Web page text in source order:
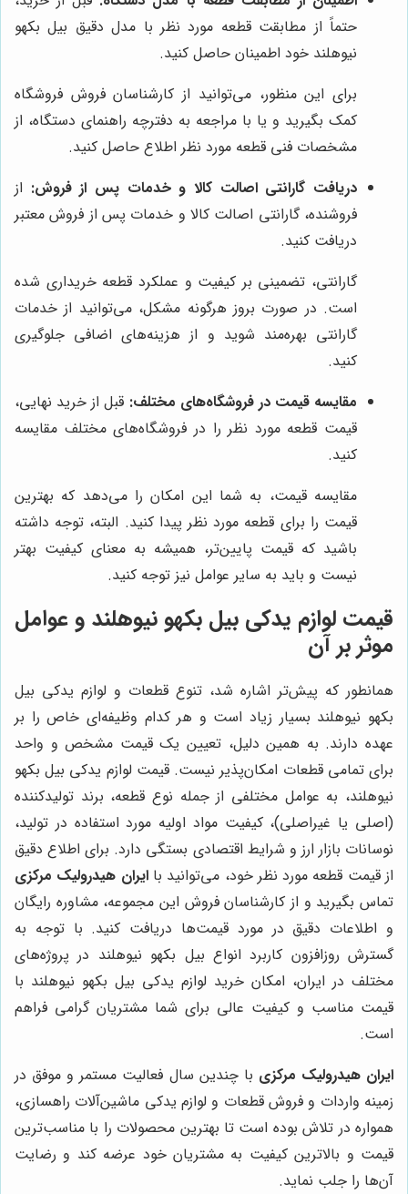
حتماً از مطابقت قطعه مورد نظر با مدل دقیق بیل بکهو
نیوهلند خود اطمینان حاصل کنید.
برای این منظور، می‌توانید از کارشناسان فروش فروشگاه
کمک بگیرید و یا با مراجعه به دفترچه راهنمای دستگاه، از
مشخصات فنی قطعه مورد نظر اطلاع حاصل کنید.
دریافت گارانتی اصالت کالا و خدمات پس از فروش: از
فروشنده، گارانتی اصالت کالا و خدمات پس از فروش معتبر
دریافت کنید.
گارانتی، تضمینی بر کیفیت و عملکرد قطعه خریداری شده
است. در صورت بروز هرگونه مشکل، می‌توانید از خدمات
گارانتی بهره‌مند شوید و از هزینه‌های اضافی جلوگیری
کنید.
مقایسه قیمت در فروشگاه‌های مختلف: قبل از خرید نهایی،
قیمت قطعه مورد نظر را در فروشگاه‌های مختلف مقایسه
کنید.
مقایسه قیمت، به شما این امکان را می‌دهد که بهترین
قیمت را برای قطعه مورد نظر پیدا کنید. البته، توجه داشته
باشید که قیمت پایین‌تر، همیشه به معنای کیفیت بهتر
نیست و باید به سایر عوامل نیز توجه کنید.
قیمت لوازم یدکی بیل بکهو نیوهلند و عوامل
موثر بر آن
همانطور که پیش‌تر اشاره شد، تنوع قطعات و لوازم یدکی بیل
بکهو نیوهلند بسیار زیاد است و هر کدام وظیفه‌ای خاص را بر
عهده دارند. به همین دلیل، تعیین یک قیمت مشخص و واحد
برای تمامی قطعات امکان‌پذیر نیست. قیمت لوازم یدکی بیل بکهو
نیوهلند، به عوامل مختلفی از جمله نوع قطعه، برند تولیدکننده
(اصلی یا غیراصلی)، کیفیت مواد اولیه مورد استفاده در تولید،
نوسانات بازار ارز و شرایط اقتصادی بستگی دارد. برای اطلاع دقیق
از قیمت قطعه مورد نظر خود، می‌توانید باایران هیدرولیک مرکزی
تماس بگیرید و از کارشناسان فروش این مجموعه، مشاوره رایگان
و اطلاعات دقیق در مورد قیمت‌ها دریافت کنید. با توجه به
گسترش روزافزون کاربرد انواع بیل بکهو نیوهلند در پروژه‌های
مختلف در ایران، امکان خرید لوازم یدکی بیل بکهو نیوهلند با
قیمت مناسب و کیفیت عالی برای شما مشتریان گرامی فراهم
است.
ایران هیدرولیک مرکزی با چندین سال فعالیت مستمر و موفق در
زمینه واردات و فروش قطعات و لوازم یدکی ماشین‌آلات راهسازی،
همواره در تلاش بوده است تا بهترین محصولات را با مناسب‌ترین
قیمت و بالاترین کیفیت به مشتریان خود عرضه کند و رضایت
آن‌ها را جلب نماید.